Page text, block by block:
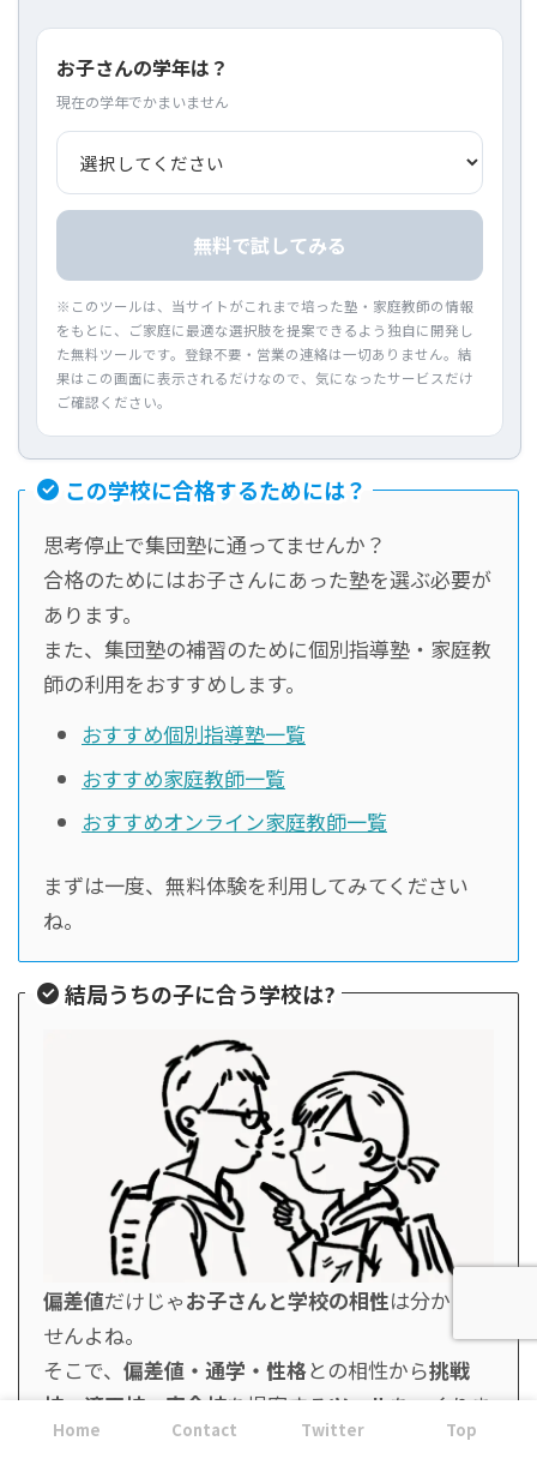
お子さんの学年は？
現在の学年でかまいません
無料で試してみる
※このツールは、当サイトがこれまで培った塾・家庭教師の情報
をもとに、ご家庭に最適な選択肢を提案できるよう独自に開発し
た無料ツールです。登録不要・営業の連絡は一切ありません。結
果はこの画面に表示されるだけなので、気になったサービスだけ
ご確認ください。
この学校に合格するためには？
思考停止で集団塾に通ってませんか？
合格のためにはお子さんにあった塾を選ぶ必要が
あります。
また、集団塾の補習のために個別指導塾・家庭教
師の利用をおすすめします。
おすすめ個別指導塾一覧
おすすめ家庭教師一覧
おすすめオンライン家庭教師一覧
まずは一度、無料体験を利用してみてください
ね。
結局うちの子に合う学校は?
偏差値だけじゃお子さんと学校の相性は分かりま
せんよね。
そこで、 偏差値・通学・性格との相性から挑戦
校・適正校・安全校を提案する ツール をつくりま
した。
Home Contact Twitter Top